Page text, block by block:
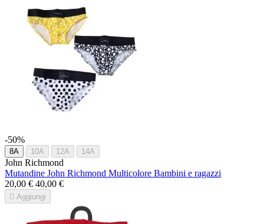
-50%
8A 10A 12A 14A
John Richmond
Mutandine John Richmond Multicolore Bambini e ragazzi
20,00 € 40,00 €
 Aggiungi